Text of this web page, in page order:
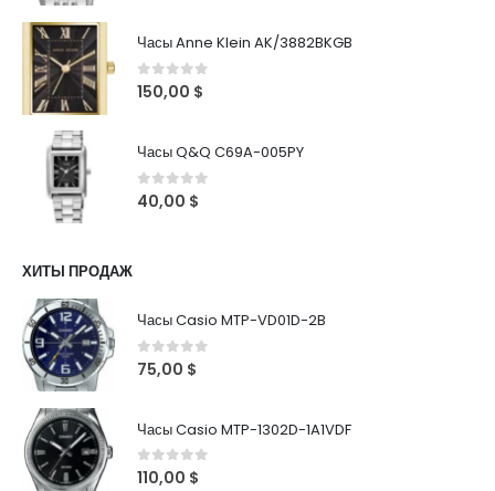
Часы Anne Klein AK/3882BKGB
0out of 5
150,00 $
Часы Q&Q C69A-005PY
0 out of 5
40,00 $
ХИТЫ ПРОДАЖ
Часы Casio MTP-VD01D-2B
0out of 5
75,00 $
Часы Casio MTP-1302D-1A1VDF
0out of 5
110,00 $